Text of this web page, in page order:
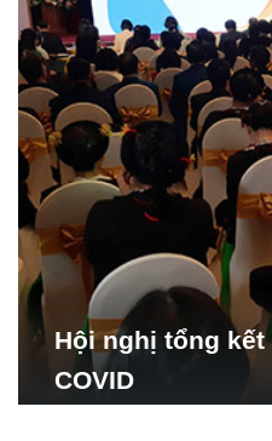
Hội nghị tổng kết
COVID